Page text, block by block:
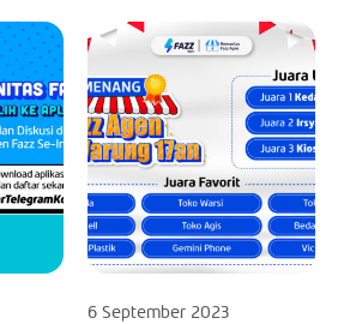
6 September 2023